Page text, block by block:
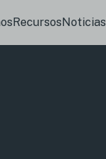
RecursosNoticias